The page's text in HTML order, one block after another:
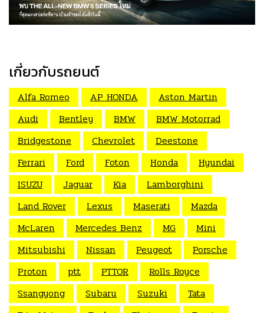
เกี่ยวกับรถยนต์
Alfa Romeo AP HONDA
Aston Martin
Audi
Bentley BMW
BMW Motorrad
Bridgestone
Chevrolet
Deestone
Ferrari
Ford Foton Honda
Hyundai
ISUZU
Jaguar Kia
Lamborghini
Land Rover
Lexus Maserati
Mazda
McLaren
Mercedes Benz MG
Mini
Mitsubishi
Nissan Peugeot
Porsche
Proton
ptt PTTOR
Rolls Royce
Ssangyong
Subaru Suzuki
Tata